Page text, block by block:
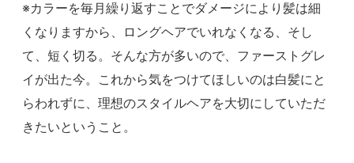
※カラーを毎月繰り返すことでダメージにより髪は細
くなりますから、ロングヘアでいれなくなる、そし
て、短く切る。そんな方が多いので、ファーストグレ
イが出た今。これから気をつけてほしいのは白髪にと
らわれずに、理想のスタイルヘアを大切にしていただ
きたいということ。